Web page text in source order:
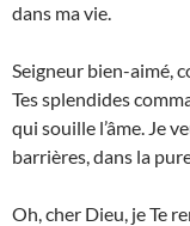
dans ma vie.
Seigneur bien-aimé,
Tes splendides
qui souille l’âme. Je
barrières, dans la
Oh, cher Dieu, je Te